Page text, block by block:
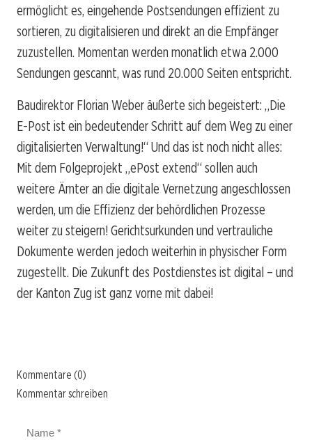
ermöglicht es, eingehende Postsendungen effizient zu
sortieren, zu digitalisieren und direkt an die Empfänger
zuzustellen. Momentan werden monatlich etwa 2.000
Sendungen gescannt, was rund 20.000 Seiten entspricht.
Baudirektor Florian Weber äußerte sich begeistert: „Die
E-Post ist ein bedeutender Schritt auf dem Weg zu einer
digitalisierten Verwaltung!“ Und das ist noch nicht alles:
Mit dem Folgeprojekt „ePost extend“ sollen auch
weitere Ämter an die digitale Vernetzung angeschlossen
werden, um die Effizienz der behördlichen Prozesse
weiter zu steigern! Gerichtsurkunden und vertrauliche
Dokumente werden jedoch weiterhin in physischer Form
zugestellt. Die Zukunft des Postdienstes ist digital – und
der Kanton Zug ist ganz vorne mit dabei!
Kommentare (0)
Kommentar schreiben